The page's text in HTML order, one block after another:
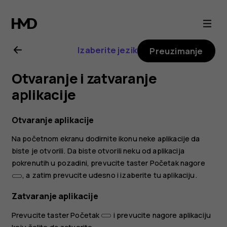
Nokia
8.1
uputstvo
za
korisnika
Izaberite jezik Preuzimanje
Otvaranje i zatvaranje
aplikacije
Otvaranje aplikacije
Na početnom ekranu dodirnite ikonu neke aplikacije da
biste je otvorili. Da biste otvorili neku od aplikacija
pokrenutih u pozadini, prevucite taster Početak nagore
, a zatim prevucite udesno i izaberite tu aplikaciju.
Zatvaranje aplikacije
Prevucite taster Početak
i prevucite nagore aplikaciju